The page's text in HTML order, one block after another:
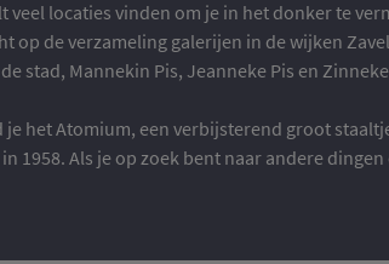
veel locaties vinden om je in het donker te
op de verzameling galerijen in de wijken
stad, Mannekin Pis, Jeanneke Pis en
je het Atomium, een verbijsterend groot
1958. Als je op zoek bent naar andere